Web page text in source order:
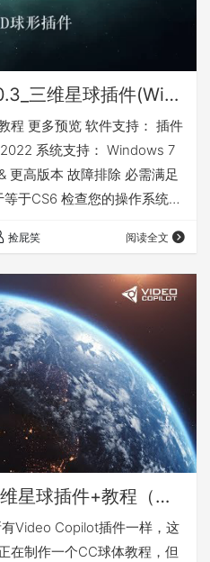
AE插件：VC ORB 1.0.3_三维星球插件(Win/MAC) +教程
程 更多预览 软件支持： 插件
系统支持： Windows 7
更高版本 故障排除 必需满足
于CS6 检查您的操作系统是
ORB 1.0.3更新了什么 新版
，可以让AE同时渲染多…
捡屁笑 阅读全文
AE插件：VC ORB 三维星球插件+教程（Win&MAC）
Video Copilot插件一样，这
在制作一个CC球体教程，但